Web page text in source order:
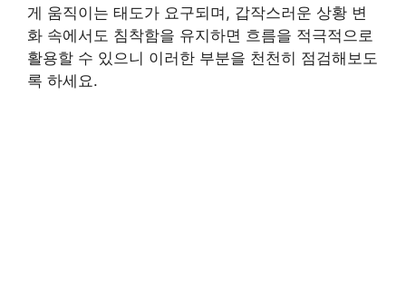
게 움직이는 태도가 요구되며, 갑작스러운 상황 변
화 속에서도 침착함을 유지하면 흐름을 적극적으로
활용할 수 있으니 이러한 부분을 천천히 점검해보도
록 하세요.